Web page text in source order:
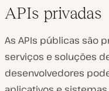
APIs privadas
As APIs públicas são
serviços e soluções
desenvolvedores